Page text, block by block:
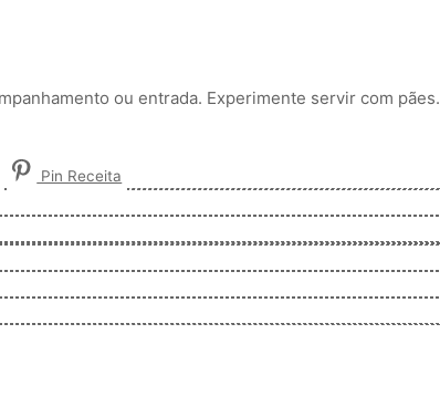
ou entrada. Experimente servir com pães.
Pin Receita